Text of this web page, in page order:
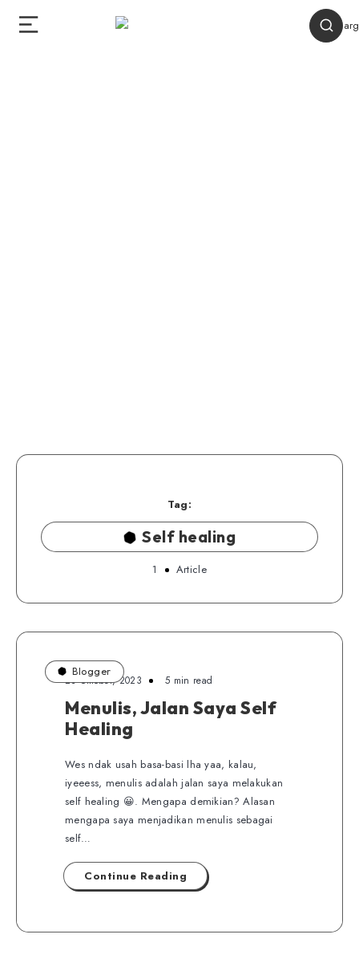
Tag:
Self healing
1 Article
Blogger
23 Oktober, 2023 5 min read
Menulis, Jalan Saya Self
Healing
Wes ndak usah basa-basi lha yaa, kalau,
iyeeess, menulis adalah jalan saya melakukan
self healing 😀. Mengapa demikian? Alasan
mengapa saya menjadikan menulis sebagai
self…
Continue Reading